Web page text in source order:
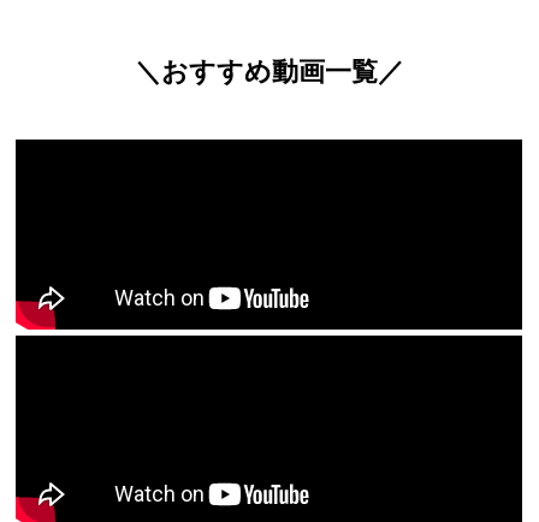
＼おすすめ動画一覧／